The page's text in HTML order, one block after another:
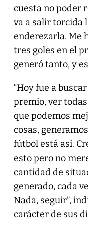
cuesta no poder
va a salir torcida
enderezarla. Me
tres goles en el
generó tanto, y
“Hoy fue a
premio, ver
que podemos
cosas,
fútbol está así.
esto pero no
cantidad de
generado, cada
Nada, seguir”,
carácter de sus